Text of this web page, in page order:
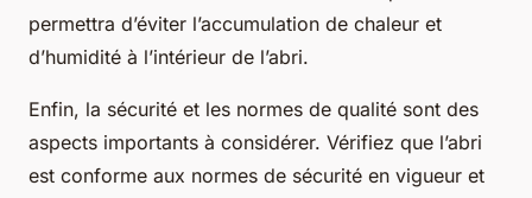
permettra d’éviter l’accumulation de chaleur et
d’humidité à l’intérieur de l’abri.
Enfin, la sécurité et les normes de qualité sont des
aspects importants à considérer. Vérifiez que l’abri
est conforme aux normes de sécurité en vigueur et